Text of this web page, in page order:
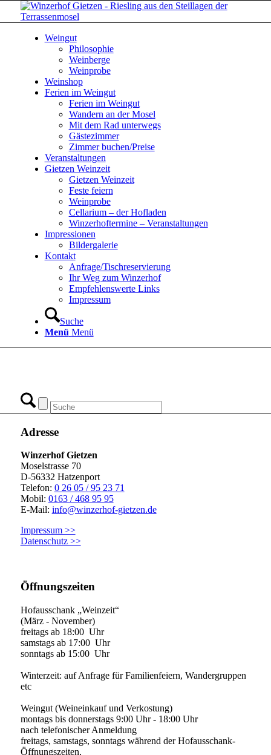
Weingut
Philosophie
Weinberge
Weinprobe
Weinshop
Ferien im Weingut
Ferien im Weingut
Wandern an der Mosel
Mit dem Rad unterwegs
Gästezimmer
Zimmer buchen/Preise
Veranstaltungen
Gietzen Weinzeit
Gietzen Weinzeit
Feste feiern
Weinprobe
Cellarium – der Hofladen
Winzerhoftermine – Veranstaltungen
Impressionen
Bildergalerie
Kontakt
Anfrage/Tischreservierung
Ihr Weg zum Winzerhof
Empfehlenswerte Links
Impressum
Suche
Menü Menü
Adresse
Winzerhof Gietzen
Moselstrasse 70
D-56332 Hatzenport
Telefon: 0 26 05 / 95 23 71
Mobil: 0163 / 468 95 95
E-Mail: info@winzerhof-gietzen.de
Impressum >>
Datenschutz >>
Öffnungszeiten
Hofausschank „Weinzeit“
(März - November)
freitags ab 18:00 Uhr
samstags ab 17:00 Uhr
sonntags ab 15:00 Uhr
Winterzeit: auf Anfrage für Familienfeiern, Wandergruppen
etc
Weingut (Weineinkauf und Verkostung)
montags bis donnerstags 9:00 Uhr - 18:00 Uhr
nach telefonischer Anmeldung
freitags, samstags, sonntags während der Hofausschank-
Öffnungszeiten,